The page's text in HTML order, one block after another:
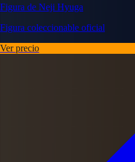
Figura de Neji Hyuga
Figura coleccionable oficial
Ver precio